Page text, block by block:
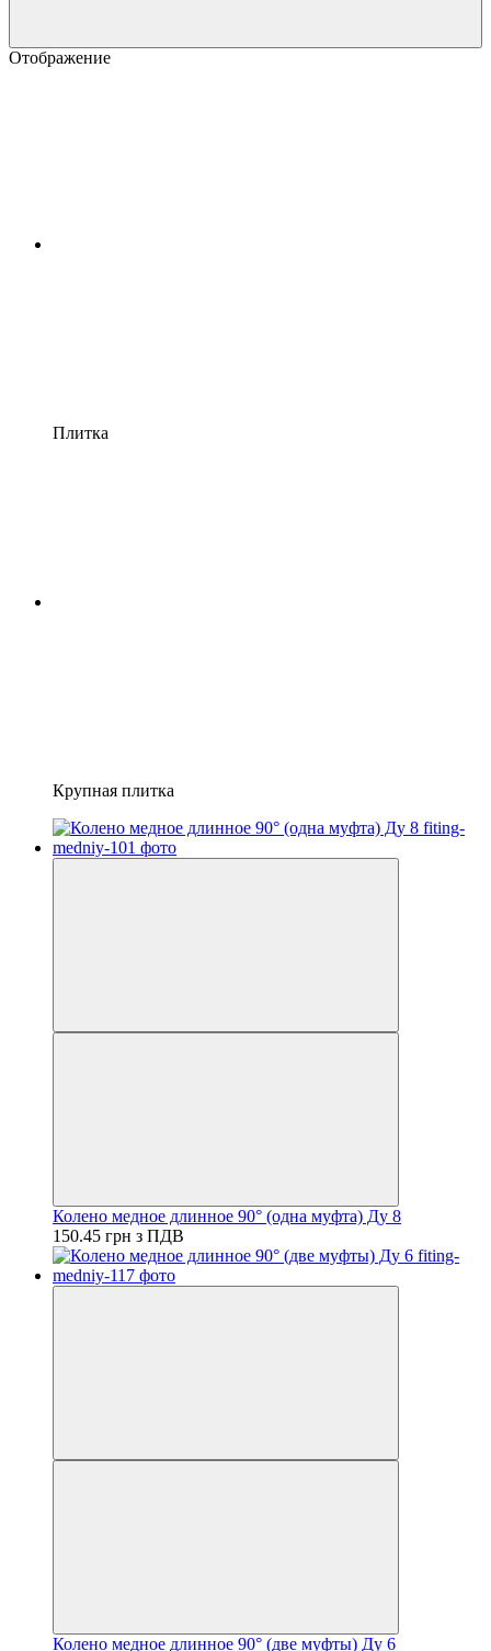
Отображение
Плитка
Крупная плитка
Колено медное длинное 90° (одна муфта) Ду 8
150.45 грн з ПДВ
Колено медное длинное 90° (две муфты) Ду 6